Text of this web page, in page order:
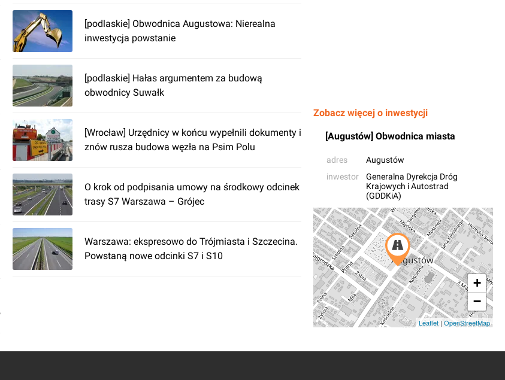
[podlaskie] Obwodnica Augustowa: Nierealna
inwestycja powstanie
[podlaskie] Hałas argumentem za budową
obwodnicy Suwałk
[Wrocław] Urzędnicy w końcu wypełnili dokumenty i
znów rusza budowa węzła na Psim Polu
O krok od podpisania umowy na środkowy odcinek
trasy S7 Warszawa – Grójec
Warszawa: ekspresowo do Trójmiasta i Szczecina.
Powstaną nowe odcinki S7 i S10
Zobacz więcej o inwestycji
[Augustów] Obwodnica miasta
adres
Augustów
inwestor
Generalna Dyrekcja Dróg
Krajowych i Autostrad
(GDDKiA)
+
−
Leaflet | OpenStreetMap